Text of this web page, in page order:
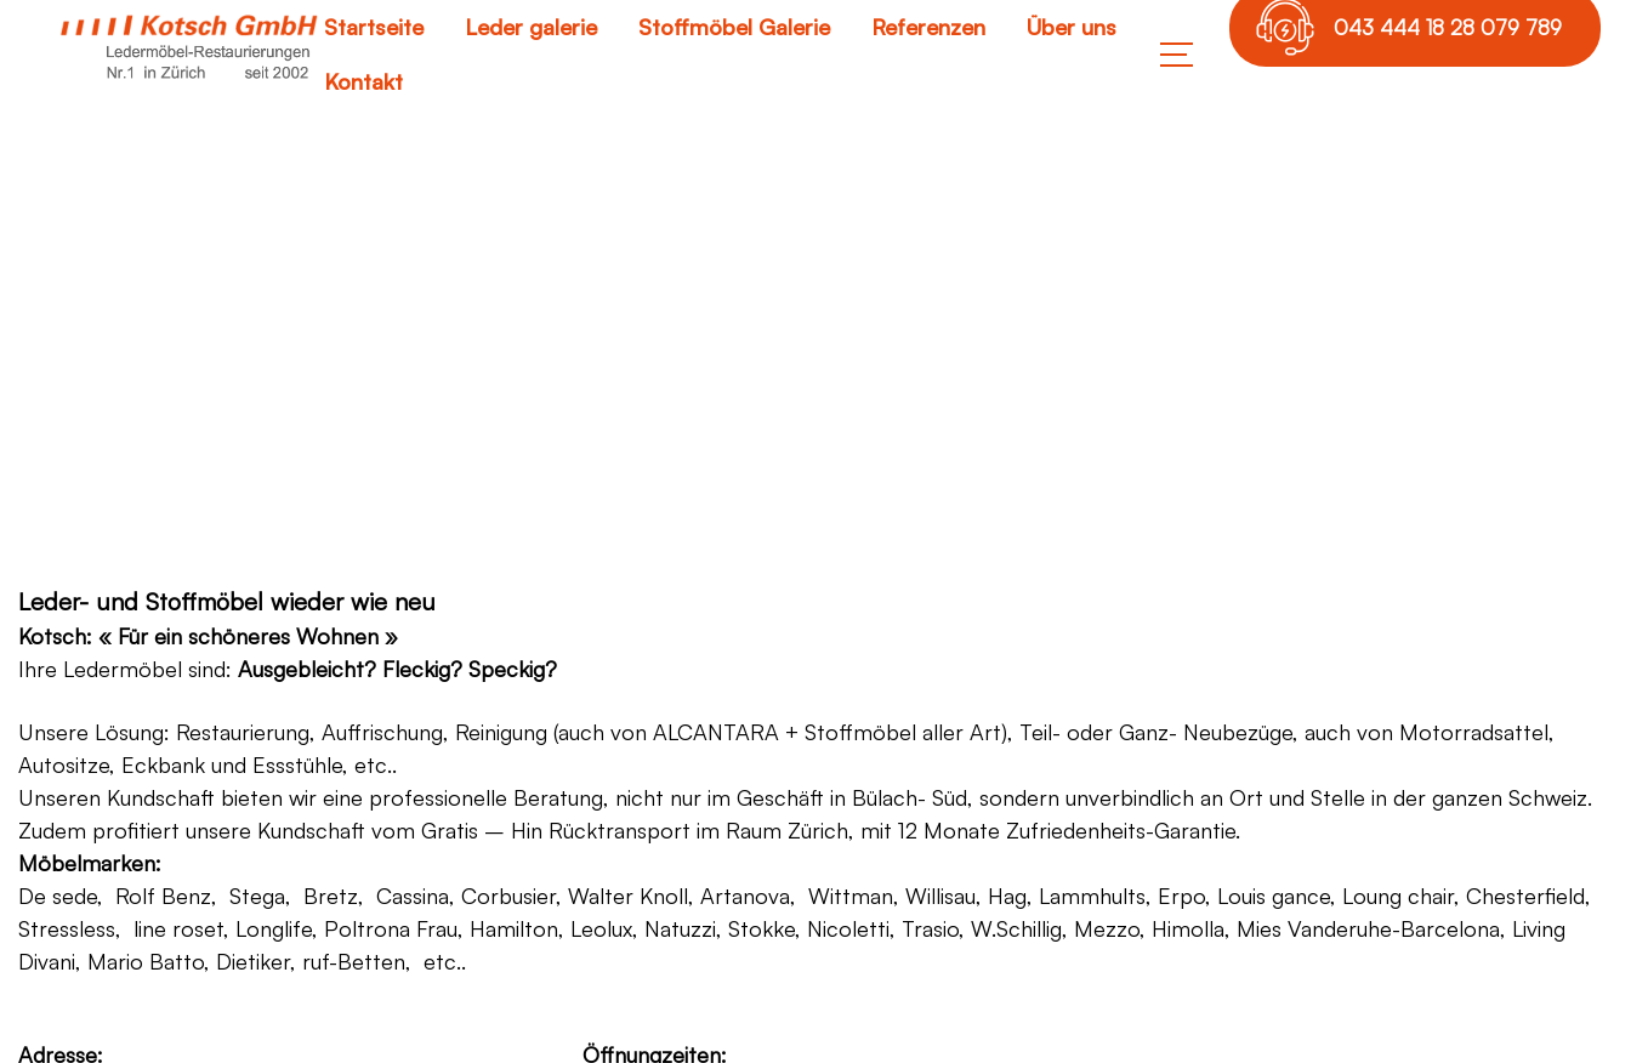
Startseite Leder galerie Stoffmöbel Galerie Referenzen Über uns
Kontakt
043 444 18 28 079 789
Leder- und Stoffmöbel wieder wie neu
Kotsch: « Für ein schöneres Wohnen »
Ihre Ledermöbel sind: Ausgebleicht? Fleckig? Speckig?
Unsere Lösung: Restaurierung, Auffrischung, Reinigung (auch von ALCANTARA + Stoffmöbel aller Art), Teil- oder Ganz- Neubezüge, auch von Motorradsattel,
Autositze, Eckbank und Essstühle, etc..
Unseren Kundschaft bieten wir eine professionelle Beratung, nicht nur im Geschäft in Bülach- Süd, sondern unverbindlich an Ort und Stelle in der ganzen Schweiz.
Zudem profitiert unsere Kundschaft vom Gratis – Hin Rücktransport im Raum Zürich, mit 12 Monate Zufriedenheits-Garantie.
Möbelmarken:
De sede, Rolf Benz, Stega, Bretz, Cassina, Corbusier, Walter Knoll, Artanova, Wittman, Willisau, Hag, Lammhults, Erpo, Louis gance, Loung chair, Chesterfield,
Stressless, line roset, Longlife, Poltrona Frau, Hamilton, Leolux, Natuzzi, Stokke, Nicoletti, Trasio, W.Schillig, Mezzo, Himolla, Mies Vanderuhe-Barcelona, Living
Divani, Mario Batto, Dietiker, ruf-Betten, etc..
Adresse:
Öffnungzeiten: